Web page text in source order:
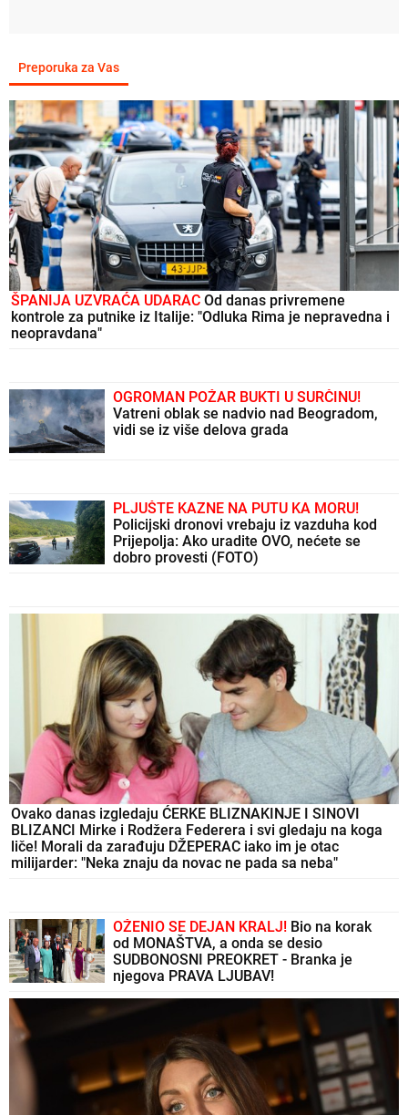
Preporuka za Vas
ŠPANIJA UZVRAĆA UDARAC Od danas privremene
kontrole za putnike iz Italije: "Odluka Rima je nepravedna i
neopravdana"
OGROMAN POŽAR BUKTI U SURČINU!
Vatreni oblak se nadvio nad Beogradom,
vidi se iz više delova grada
PLJUŠTE KAZNE NA PUTU KA MORU!
Policijski dronovi vrebaju iz vazduha kod
Prijepolja: Ako uradite OVO, nećete se
dobro provesti (FOTO)
Ovako danas izgledaju ĆERKE BLIZNAKINJE I SINOVI
BLIZANCI Mirke i Rodžera Federera i svi gledaju na koga
liče! Morali da zarađuju DŽEPERAC iako im je otac
milijarder: "Neka znaju da novac ne pada sa neba"
OŽENIO SE DEJAN KRALJ! Bio na korak
od MONAŠTVA, a onda se desio
SUDBONOSNI PREOKRET - Branka je
njegova PRAVA LJUBAV!